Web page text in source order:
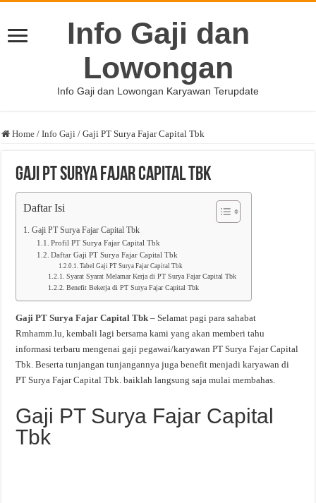
Info Gaji dan
Lowongan
Info Gaji dan Lowongan Karyawan Terupdate
Home / Info Gaji / Gaji PT Surya Fajar Capital Tbk
Gaji PT Surya Fajar Capital Tbk
Daftar Isi
Gaji PT Surya Fajar Capital Tbk
Profil PT Surya Fajar Capital Tbk
Daftar Gaji PT Surya Fajar Capital Tbk
Tabel Gaji PT Surya Fajar Capital Tbk
Syarat Syarat Melamar Kerja di PT Surya Fajar Capital Tbk
Benefit Bekerja di PT Surya Fajar Capital Tbk
Gaji PT Surya Fajar Capital Tbk – Selamat pagi para sahabat
Rmhamm.lu, kembali lagi bersama kami yang akan memberi tahu
informasi terbaru mengenai gaji pegawai/karyawan PT Surya Fajar Capital
Tbk. Beserta tunjangan tunjangannya juga benefit menjadi karyawan di
PT Surya Fajar Capital Tbk. baiklah langsung saja mulai membahas.
Gaji PT Surya Fajar Capital
Tbk